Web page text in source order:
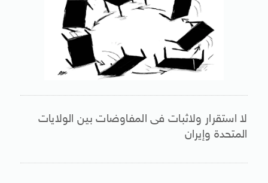
لا استقرار ولاثبات فى المفاوضات بين الولايات
المتحدة وإيران